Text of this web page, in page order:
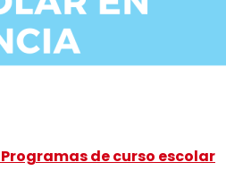
de curso escolar